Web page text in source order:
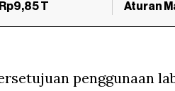
T
Aturan
penggunaan